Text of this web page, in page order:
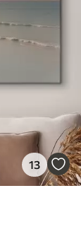
13